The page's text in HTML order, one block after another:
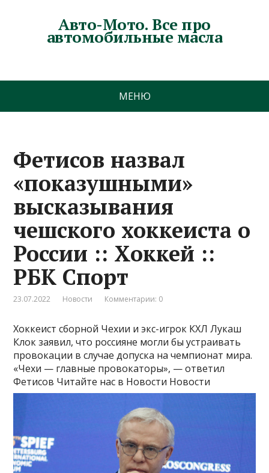
Авто-Мото. Все про
автомобильные масла
МЕНЮ
Фетисов назвал
«показушными»
высказывания
чешского хоккеиста о
России :: Хоккей ::
РБК Спорт
23.07.2022 Новости Комментарии: 0
Хоккеист сборной Чехии и экс-игрок КХЛ Лукаш
Клок заявил, что россияне могли бы устраивать
провокации в случае допуска на чемпионат мира.
«Чехи — главные провокаторы», — ответил
Фетисов Читайте нас в Новости Новости